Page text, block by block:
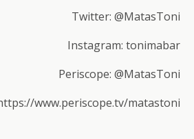
Twitter: @MatasToni
Instagram: tonimabar
Periscope: @MatasToni
www.periscope.tv/matastoni